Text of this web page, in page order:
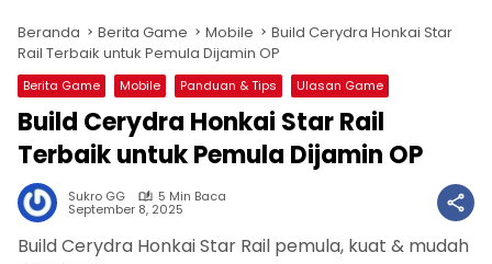
Beranda Berita Game Mobile
Build Cerydra Honkai Star
Rail Terbaik untuk Pemula Dijamin OP
Berita Game Mobile Panduan & Tips Ulasan Game
Build Cerydra Honkai Star Rail
Terbaik untuk Pemula Dijamin OP
Sukro GG 5 Min Baca
September 8, 2025
Build Cerydra Honkai Star Rail pemula, kuat & mudah